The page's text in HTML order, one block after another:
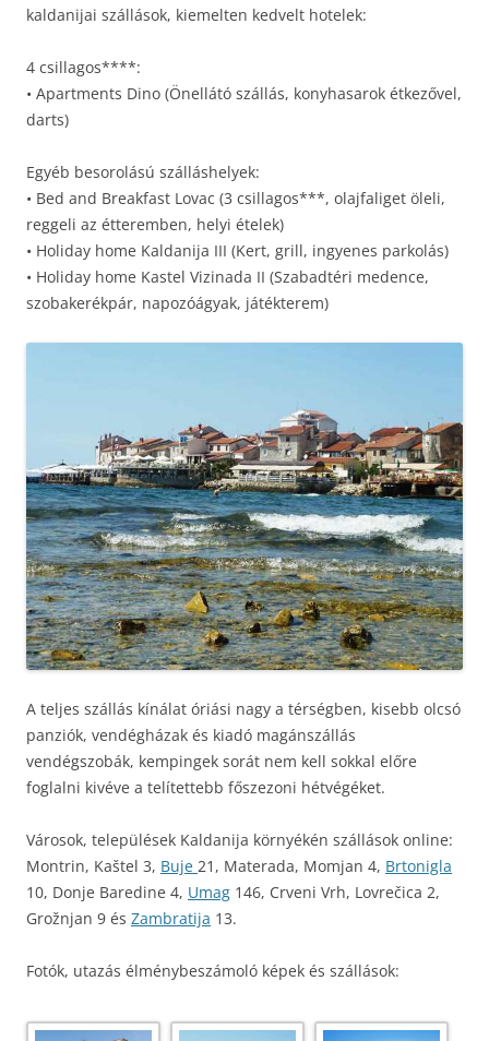
kaldanijai szállások, kiemelten kedvelt hotelek:
4 csillagos****:
• Apartments Dino (Önellátó szállás, konyhasarok étkezővel,
darts)
Egyéb besorolású szálláshelyek:
• Bed and Breakfast Lovac (3 csillagos***, olajfaliget öleli,
reggeli az étteremben, helyi ételek)
• Holiday home Kaldanija III (Kert, grill, ingyenes parkolás)
• Holiday home Kastel Vizinada II (Szabadtéri medence,
szobakerékpár, napozóágyak, játékterem)
A teljes szállás kínálat óriási nagy a térségben, kisebb olcsó
panziók, vendégházak és kiadó magánszállás
vendégszobák, kempingek sorát nem kell sokkal előre
foglalni kivéve a telítettebb főszezoni hétvégéket.
Városok, települések Kaldanija környékén szállások online:
Montrin, Kaštel 3, Buje 21, Materada, Momjan 4, Brtonigla
10, Donje Baredine 4, Umag 146, Crveni Vrh, Lovrečica 2,
Grožnjan 9 és Zambratija 13.
Fotók, utazás élménybeszámoló képek és szállások: